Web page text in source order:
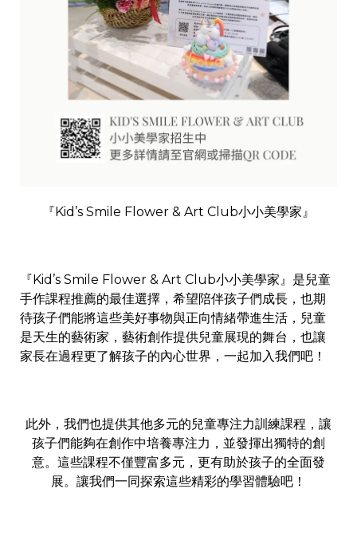
『Kid’s Smile Flower & Art Club小小美學家』
『Kid’s Smile Flower & Art Club小小美學家』是兒童
手作課程推薦的最佳選擇， 希望陪伴孩子們成長，也期
待孩子們能將這些美好事物與正向情緒帶進生活，兒童
是天生的藝術家，藝術創作提供兒童展現的舞台，也讓
家長在過程更了解孩子的內心世界，一起加入我們吧！
此外，我們也提供其他多元的兒童專注力訓練課程，讓
孩子們能夠在創作中培養專注力，並發揮出獨特的創
意。這些課程不僅豐富多元，更有助於孩子的全面發
展。讓我們一同探索這些精彩的學習體驗吧！